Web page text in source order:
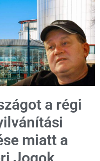
a régi
miatt a